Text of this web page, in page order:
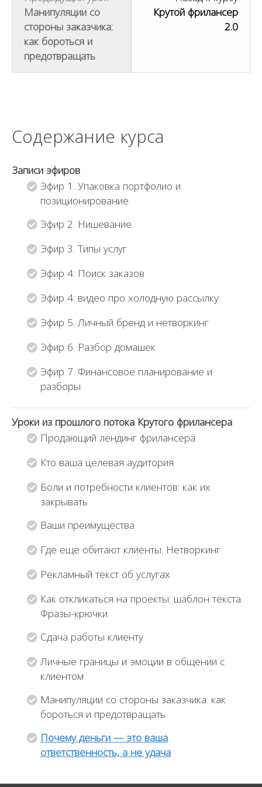
Манипуляции со
стороны заказчика:
как бороться и
предотвращать
ж
а
ч
с
л
н
н
а
т
т
у
р
с
ч
о
ы
о
ч
ь
о
т
у
к
е
Крутой фрилансер
2.0
Содержание курса
Записи эфиров
Эфир 1. Упаковка портфолио и
позиционирование
Эфир 2. Нишевание
Эфир 3. Типы услуг
Эфир 4: Поиск заказов
Эфир 4: видео про холодную рассылку
Эфир 5. Личный бренд и нетворкинг
Эфир 6. Разбор домашек
Эфир 7. Финансовое планирование и
разборы
Уроки из прошлого потока Крутого фрилансера
Продающий лендинг фрилансера
Кто ваша целевая аудитория
Боли и потребности клиентов: как их
закрывать
Ваши преимущества
Где еще обитают клиенты. Нетворкинг
Рекламный текст об услугах
Как откликаться на проекты: шаблон текста.
Фразы-крючки
Сдача работы клиенту
Личные границы и эмоции в общении с
клиентом
Манипуляции со стороны заказчика: как
бороться и предотвращать
Почему деньги — это ваша
ответственность, а не удача